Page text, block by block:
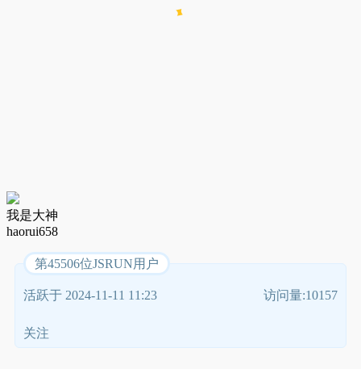
我是大神
haorui658
第45506位JSRUN用户
活跃于 2024-11-11 11:23 访问量:10157
关注